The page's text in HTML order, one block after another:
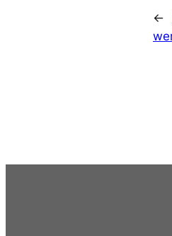
←